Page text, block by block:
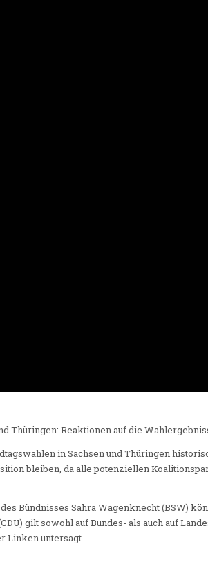
Thüringen: Reaktionen auf die
in Sachsen und Thüringen
bleiben, da alle potenziellen
Bündnisses Sahra Wagenknecht (BSW)
gilt sowohl auf Bundes- als auch auf
Linken untersagt.